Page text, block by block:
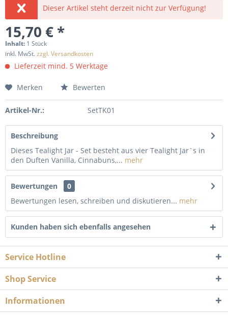
Dieser Artikel steht derzeit nicht zur Verfügung!
15,70 € *
Inhalt: 1 Stück
inkl. MwSt.zzgl. Versandkosten
Lieferzeit mind. 5 Werktage
Merken Bewerten
Artikel-Nr.: SetTK01
Beschreibung
Dieses Tealight Jar - Set besteht aus vier Tealight Jar`s in
den Duften Vanilla, Cinnabuns,... mehr
Bewertungen
0
Bewertungen lesen, schreiben und diskutieren... mehr
Kunden haben sich ebenfalls angesehen
Service Hotline
Shop Service
Informationen